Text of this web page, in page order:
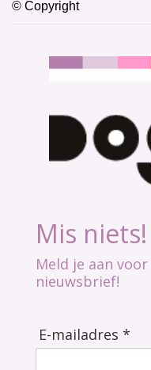
© Copyright
Mis niets!
Meld je aan
nieuwsbrief!
E-mailadres *